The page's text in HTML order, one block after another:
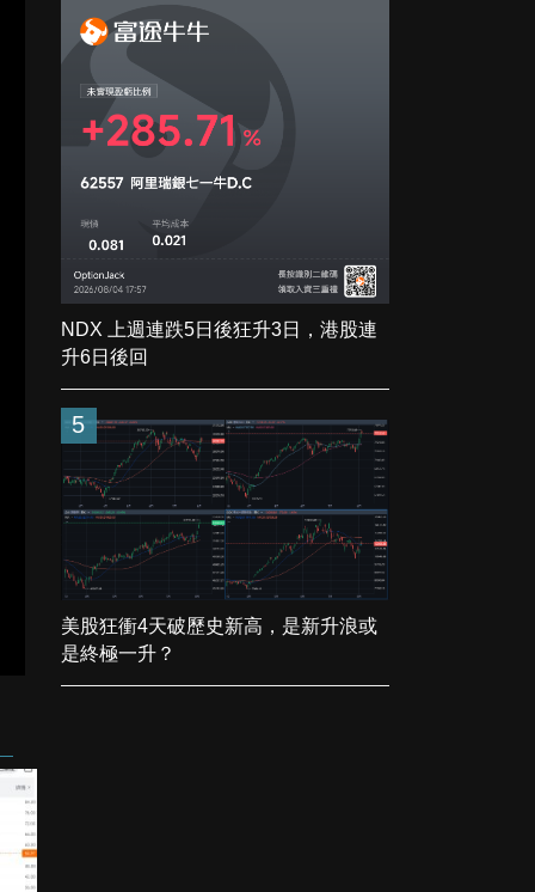
NDX 上週連跌5日後狂升3日，港股連
升6日後回
5
美股狂衝4天破歷史新高，是新升浪或
是終極一升？